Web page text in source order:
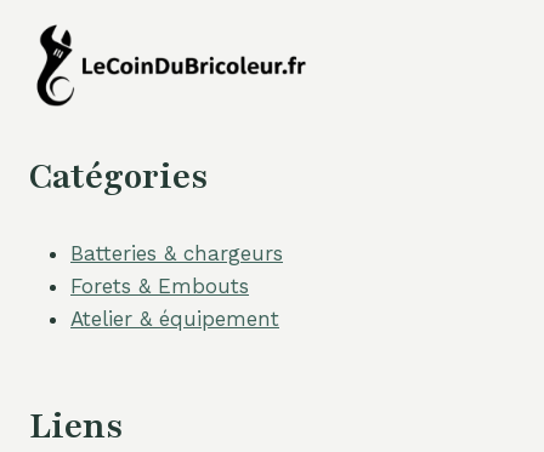
Catégories
Batteries & chargeurs
Forets & Embouts
Atelier & équipement
Liens